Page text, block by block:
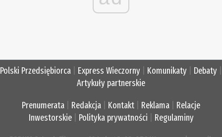
Polski Przedsiębiorca Express Wieczorny Komunikaty Debaty
Artykuły partnerskie
Prenumerata Redakcja Kontakt Reklama
Relacje
Inwestorskie| Polityka prywatności Regulaminy